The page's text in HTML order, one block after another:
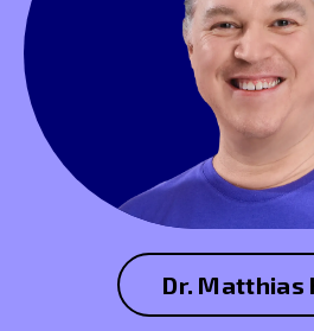
Dr. Matthias